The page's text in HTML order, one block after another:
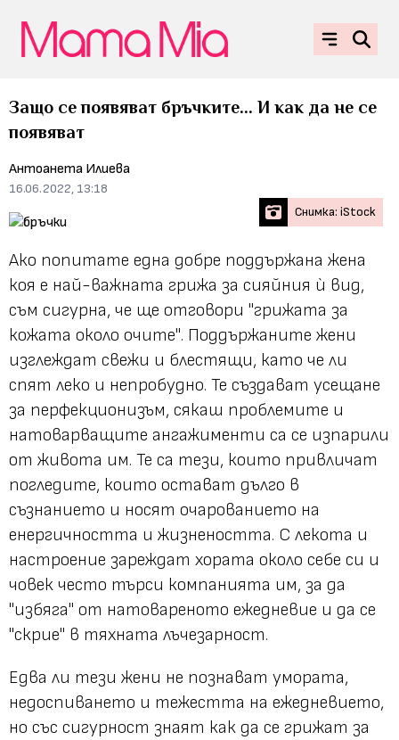
Защо се появяват бръчките... И как да не се
появяват
Антоанета Илиева
16.06.2022, 13:18
Снимка: iStock
Ако попитате една добре поддържана жена
коя е най-важната грижа за сияйния ѝ вид,
съм сигурна, че ще отговори "грижата за
кожата около очите". Поддържаните жени
изглеждат свежи и блестящи, като че ли
спят леко и непробудно. Те създават усещане
за перфекционизъм, сякаш проблемите и
натоварващите ангажименти са се изпарили
от живота им. Те са тези, които привличат
погледите, които остават дълго в
съзнанието и носят очарованието на
енергичността и жизнеността. С лекота и
настроение зареждат хората около себе си и
човек често търси компанията им, за да
"избяга" от натовареното ежедневие и да се
"скрие" в тяхната лъчезарност.
Едва ли тези жени не познават умората,
недоспиването и тежестта на ежедневието,
но със сигурност знаят как да се грижат за